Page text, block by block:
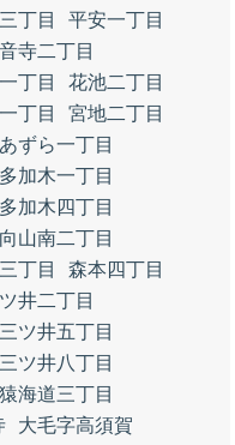
丁目
平安一丁目
寺二丁目
丁目
花池二丁目
丁目
宮地二丁目
あずら一丁目
多加木一丁目
多加木四丁目
向山南二丁目
丁目
森本四丁目
井二丁目
三ツ井五丁目
三ツ井八丁目
猿海道三丁目
大毛字高須賀